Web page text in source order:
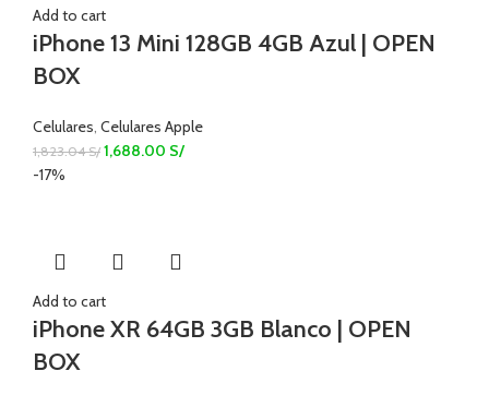
Add to cart
iPhone 13 Mini 128GB 4GB Azul | OPEN
BOX
Celulares Celulares Apple
1,823.04S/ 1,688.00 S/
-17%
Add to cart
iPhone XR 64GB 3GB Blanco | OPEN
BOX